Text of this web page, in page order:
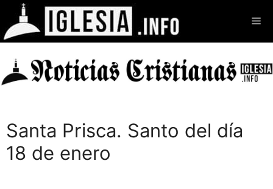
Saltar
contenido
Santa Prisca. Santo del día
18 de enero